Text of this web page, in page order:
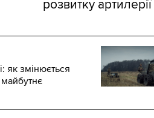
розвитку
як змінюється